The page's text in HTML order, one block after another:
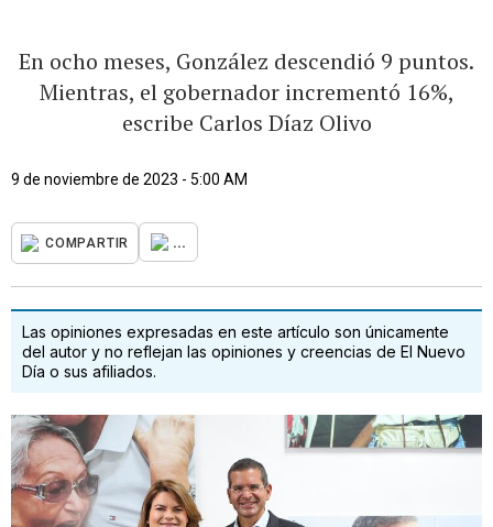
En ocho meses, González descendió 9 puntos.
Mientras, el gobernador incrementó 16%,
escribe Carlos Díaz Olivo
9 de noviembre de 2023 - 5:00 AM
COMPARTIR ...
Las opiniones expresadas en este artículo son únicamente
del autor y no reflejan las opiniones y creencias de El Nuevo
Día o sus afiliados.